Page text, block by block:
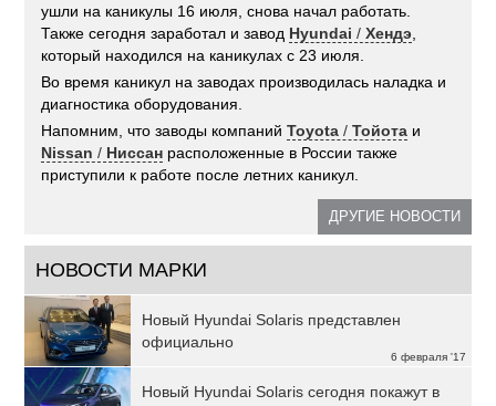
ушли на каникулы 16 июля, снова начал работать.
Также сегодня заработал и завод Hyundai /Хендэ
который находился на каникулах с 23 июля.
Во время каникул на заводах производилась наладка и
диагностика оборудования.
Напомним, что заводы компанийToyota /Тойота и
Nissan / Ниссан расположенные в России также
приступили к работе после летних каникул.
ДРУГИЕ НОВОСТИ
НОВОСТИ МАРКИ
6 февраля '17
Новый Hyundai Solaris представлен
официально
Новый Hyundai Solaris сегодня покажут в